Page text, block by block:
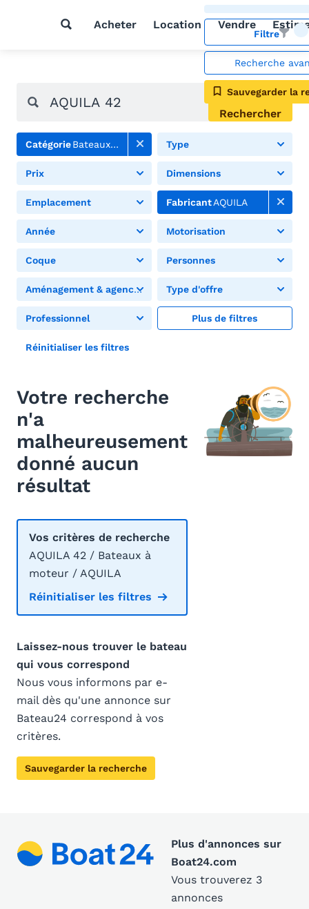
Acheter Location Vendre
Filtre
Recherche
Sauvegarder la
Rechercher
CatégorieBateaux à moteur Type
Prix Dimensions
Emplacement FabricantAQUILA
Année Motorisation
Coque Personnes
Aménagement & agencement Type d'offre
Professionnel Plus de filtres
Réinitialiser les filtres
Votre recherche
n'a
malheureusement
donné aucun
résultat
Vos critères de recherche
AQUILA 42 / Bateaux à
moteur / AQUILA
Réinitialiser les filtres
Laissez-nous trouver le bateau
qui vous correspond
Nous vous informons par e-
mail dès qu'une annonce sur
Bateau24 correspond à vos
critères.
Sauvegarder la recherche
Plus d'annonces sur
Boat24.com
Vous trouverez 3
annonces